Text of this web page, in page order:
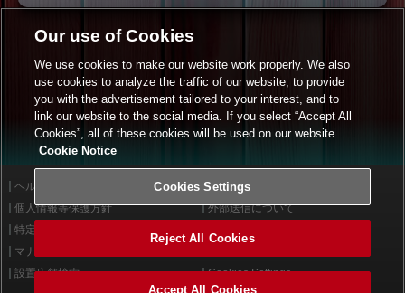
ヘルプ
利用規約
個人情報等保護方針
外部送信について
特定商取引法に基づく表示
マナー＆ルール
設置店舗検索
Cookies Settings
Our use of Cookies
We use cookies to make our website work properly. We also
use cookies to analyze the traffic of our website, to provide
you with the advertisement tailored to your interest, and to
link our website to the social media. If you select “Accept All
Cookies”, all of these cookies will be used on our website.
Cookie Notice
Cookies Settings
Reject All Cookies
Accept All Cookies